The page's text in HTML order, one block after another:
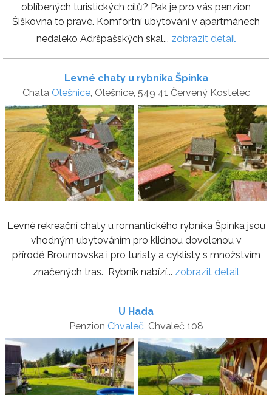
oblíbených turistických cílů? Pak je pro vás penzion
Šiškovna to pravé. Komfortní ubytování v apartmánech
nedaleko Adršpašských skal... zobrazit detail
Levné chaty u rybníka Špinka
Chata Olešnice, Olešnice, 549 41 Červený Kostelec
Levné rekreační chaty u romantického rybníka Špinka jsou
vhodným ubytováním pro klidnou dovolenou v
přírodě Broumovska i pro turisty a cyklisty s množstvím
značených tras. Rybník nabízí... zobrazit detail
U Hada
Penzion Chvaleč, Chvaleč 108